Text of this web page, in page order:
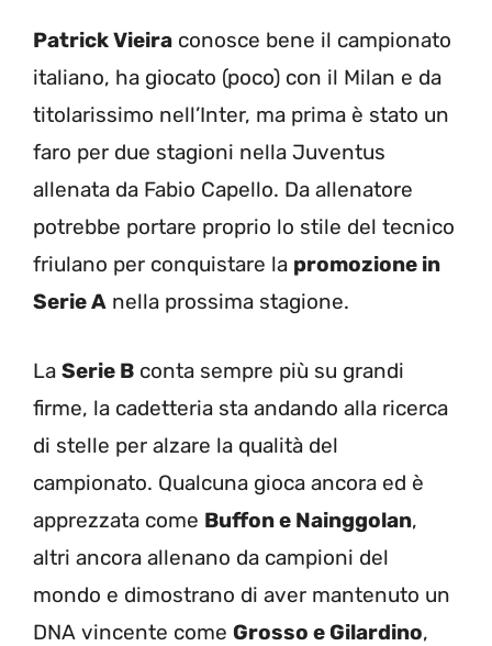
Patrick Vieira conosce bene il campionato
italiano, ha giocato (poco) con il Milan e da
titolarissimo nell’Inter, ma prima è stato un
faro per due stagioni nella Juventus
allenata da Fabio Capello. Da allenatore
potrebbe portare proprio lo stile del tecnico
friulano per conquistare la promozione in
Serie A nella prossima stagione.
La Serie B conta sempre più su grandi
firme, la cadetteria sta andando alla ricerca
di stelle per alzare la qualità del
campionato. Qualcuna gioca ancora ed è
apprezzata come Buffon e Nainggolan,
altri ancora allenano da campioni del
mondo e dimostrano di aver mantenuto un
DNA vincente come Grosso e Gilardino,